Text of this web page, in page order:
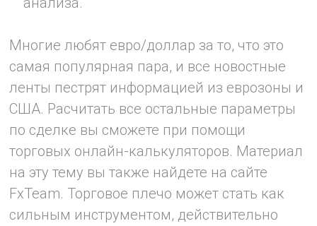
Многие любят евро/доллар за то, что это
самая популярная пара, и все новостные
ленты пестрят информацией из еврозоны и
США. Расчитать все остальные параметры
по сделке вы сможете при помощи
торговых онлайн-калькуляторов. Материал
на эту тему вы также найдете на сайте
FxTeam. Торговое плечо может стать как
сильным инструментом, действительно